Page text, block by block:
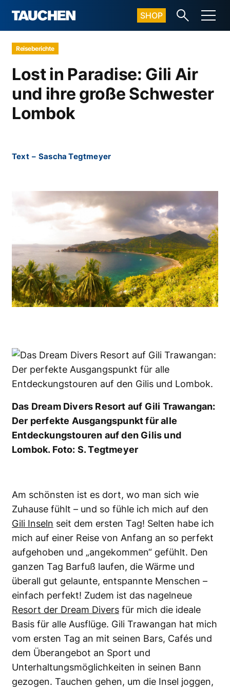
SHOP
Reiseberichte
Lost in Paradise: Gili Air
und ihre große Schwester
Lombok
Text – Sascha Tegtmeyer
Das Dream Divers Resort auf Gili Trawangan:
Der perfekte Ausgangspunkt für alle
Entdeckungstouren auf den Gilis und
Lombok. Foto: S. Tegtmeyer
Am schönsten ist es dort, wo man sich wie
Zuhause fühlt – und so fühle ich mich auf den
Gili Inseln seit dem ersten Tag! Selten habe ich
mich auf einer Reise von Anfang an so perfekt
aufgehoben und „angekommen“ gefühlt. Den
ganzen Tag Barfuß laufen, die Wärme und
überall gut gelaunte, entspannte Menschen –
einfach perfekt! Zudem ist das nagelneue
Resort der Dream Divers für mich die ideale
Basis für alle Ausflüge. Gili Trawangan hat mich
vom ersten Tag an mit seinen Bars, Cafés und
dem Überangebot an Sport und
Unterhaltungsmöglichkeiten in seinen Bann
gezogen. Tauchen gehen, um die Insel joggen,